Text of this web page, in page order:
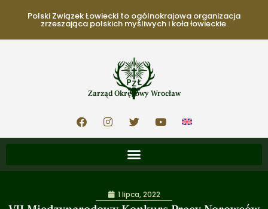
Polski Związek Łowiecki to ogólnokrajowa organizacja
zrzeszająca polskich myśliwych i koła łowieckie.
Zarząd Okręgowy Wrocław
1 lipca, 2022